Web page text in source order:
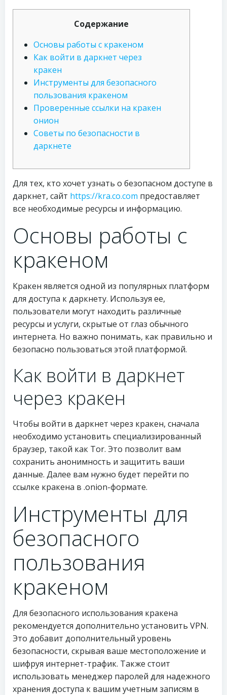
Содержание
Основы работы с кракеном
Как войти в даркнет через
кракен
Инструменты для безопасного
пользования кракеном
Проверенные ссылки на кракен
онион
Советы по безопасности в
даркнете
Для тех, кто хочет узнать о безопасном доступе в
даркнет, сайт https://kra.co.com предоставляет
все необходимые ресурсы и информацию.
Основы работы с
кракеном
Кракен является одной из популярных платформ
для доступа к даркнету. Используя ее,
пользователи могут находить различные
ресурсы и услуги, скрытые от глаз обычного
интернета. Но важно понимать, как правильно и
безопасно пользоваться этой платформой.
Как войти в даркнет
через кракен
Чтобы войти в даркнет через кракен, сначала
необходимо установить специализированный
браузер, такой как Tor. Это позволит вам
сохранить анонимность и защитить ваши
данные. Далее вам нужно будет перейти по
ссылке кракена в .onion-формате.
Инструменты для
безопасного
пользования
кракеном
Для безопасного использования кракена
рекомендуется дополнительно установить VPN.
Это добавит дополнительный уровень
безопасности, скрывая ваше местоположение и
шифруя интернет-трафик. Также стоит
использовать менеджер паролей для надежного
хранения доступа к вашим учетным записям в